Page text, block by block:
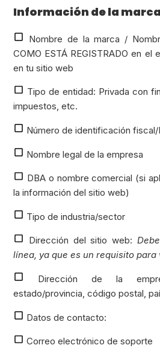
Información de la
Nombre de la marca /
COMO ESTÁ REGISTRADO en
en tu sitio web
Tipo de entidad: Privada con
impuestos, etc.
Número de identificación fiscal/
Nombre legal de la empresa
DBA o nombre comercial (si
la información del sitio web)
Tipo de industria/sector
Dirección del sitio web:
línea, ya que es un requisito
Dirección de la
estado/provincia, código postal,
Datos de contacto:
Correo electrónico de soporte